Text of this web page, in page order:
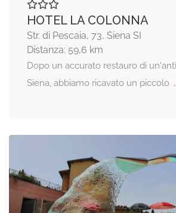
HOTEL LA COLONNA
Str. di Pescaia, 73, Siena SI
Distanza: 59,6 km
Dopo un accurato restauro di
Siena, abbiamo ricavato un piccolo